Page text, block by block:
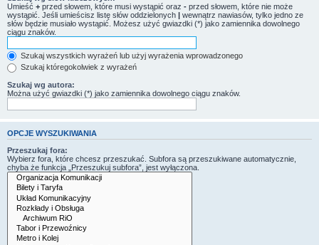
Umieść + przed słowem, które musi wystąpić oraz - przed słowem, które nie może
wystąpić. Jeśli umieścisz listę słów oddzielonych | wewnątrz nawiasów, tylko jedno ze
słów będzie musiało wystąpić. Możesz użyć gwiazdki (*) jako zamiennika dowolnego
ciągu znaków.
Szukaj wszystkich wyrażeń lub użyj wyrażenia wprowadzonego
Szukaj któregokolwiek z wyrażeń
Szukaj wg autora:
Można użyć gwiazdki (*) jako zamiennika dowolnego ciągu znaków.
OPCJE WYSZUKIWANIA
Przeszukaj fora:
Wybierz fora, które chcesz przeszukać. Subfora są przeszukiwane automatycznie,
chyba że funkcja „Przeszukuj subfora”, jest wyłączona.